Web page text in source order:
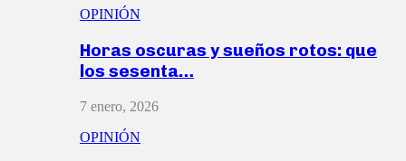
OPINIÓN
Horas oscuras y sueños rotos: que
los sesenta…
7 enero, 2026
OPINIÓN